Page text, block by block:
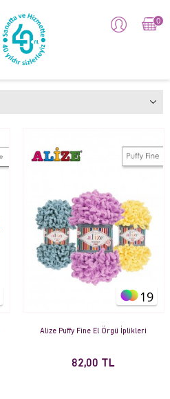
0
19
Alize Puffy Fine El Örgü İplikleri
82,00 TL